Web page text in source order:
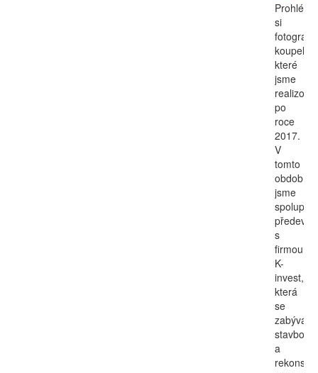
si
fotografie
koupelen,
které
jsme
po
roce
2017.
V
tomto
období
jsme
s
firmou
K-
invest,
která
se
zabývá
stavbou
a